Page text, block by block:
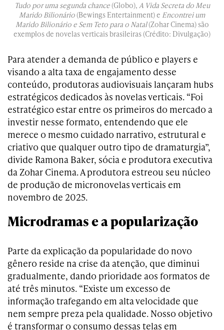
Tudo por uma segunda chance(Globo), A Vida Secreta do Meu
Marido Bilionário(Bewings Entertainment) e Encontrei um
Marido Bilionário e Sem Teto para o Natal(Zohar Cinema) são
exemplos de novelas verticais brasileiras (Crédito: Divulgação)
Para atender a demanda de público e players e
visando a alta taxa de engajamento desse
conteúdo, produtoras audiovisuais lançaram hubs
estratégicos dedicados às novelas verticais. “Foi
estratégico estar entre os primeiros do mercado a
investir nesse formato, entendendo que ele
merece o mesmo cuidado narrativo, estrutural e
criativo que qualquer outro tipo de dramaturgia”,
divide Ramona Baker, sócia e produtora executiva
da Zohar Cinema. A produtora estreou seu núcleo
de produção de micronovelas verticais em
novembro de 2025.
Microdramas e a popularização
Parte da explicação da popularidade do novo
gênero reside na crise da atenção, que diminui
gradualmente, dando prioridade aos formatos de
até três minutos. “Existe um excesso de
informação trafegando em alta velocidade que
nem sempre preza pela qualidade. Nosso objetivo
é transformar o consumo dessas telas em